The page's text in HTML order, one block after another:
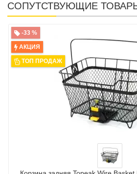
СОПУТСТВУЮЩИЕ
-33 %
АКЦИЯ
ТОП ПРОДАЖ